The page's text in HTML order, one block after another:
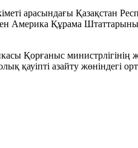
арасындағы Қазақстан
Америка Құрама
Қорғаныс министрлiгiнiң
қауiптi азайту жөнiндегi